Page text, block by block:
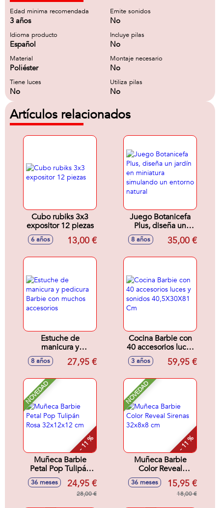
Edad minima recomendada
3 años
Emite sonidos
No
Idioma producto
Español
Incluye pilas
No
Material
Poliéster
Montaje necesario
No
Tiene luces
No
Utiliza pilas
No
Artículos relacionados
Cubo rubiks 3x3
expositor 12 piezas
6 años 13,00 €
Juego Botanicefa
Plus, diseña un
jardín en miniatura
simulando un
8 años 35,00 €
Estuche de
manicura y
pedicura Barbie
con muchos
8 años 27,95 €
Cocina Barbie con
40 accesorios luces
y sonidos
40,5X30X81 Cm
3 años 59,95 €
NOVEDAD
- 11 %
Muñeca Barbie
Petal Pop Tulipán
Rosa 32x12x12 cm
36 meses 24,95 €
28,00 €
NOVEDAD
- 11 %
Muñeca Barbie
Color Reveal
Sirenas 32x8x8 cm
36 meses 15,95 €
18,00 €